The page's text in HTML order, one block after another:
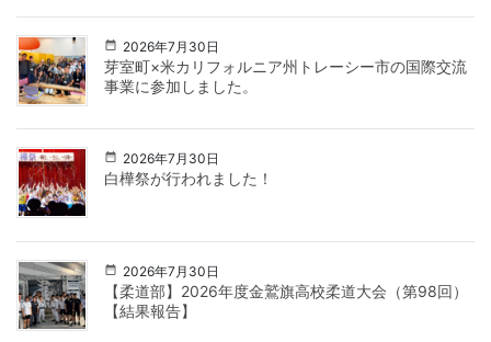
2026年7月30日
芽室町×米カリフォルニア州トレーシー市の国際交流
事業に参加しました。
2026年7月30日
白樺祭が行われました！
2026年7月30日
【柔道部】2026年度金鷲旗高校柔道大会（第98回）
【結果報告】